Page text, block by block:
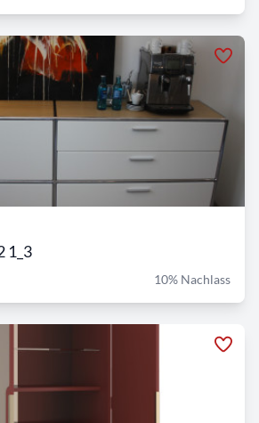
1_3
10% Nachlass